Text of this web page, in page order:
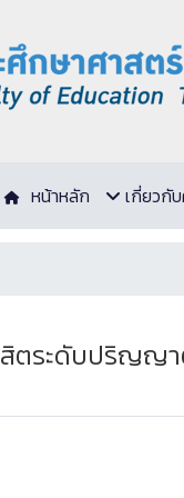
หน้าหลัก เกี่ยวกั
ตระดับปริญญ